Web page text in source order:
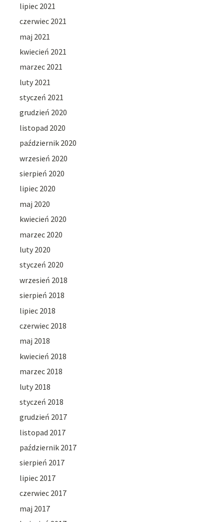
lipiec 2021
czerwiec 2021
maj 2021
kwiecień 2021
marzec 2021
luty 2021
styczeń 2021
grudzień 2020
listopad 2020
październik 2020
wrzesień 2020
sierpień 2020
lipiec 2020
maj 2020
kwiecień 2020
marzec 2020
luty 2020
styczeń 2020
wrzesień 2018
sierpień 2018
lipiec 2018
czerwiec 2018
maj 2018
kwiecień 2018
marzec 2018
luty 2018
styczeń 2018
grudzień 2017
listopad 2017
październik 2017
sierpień 2017
lipiec 2017
czerwiec 2017
maj 2017